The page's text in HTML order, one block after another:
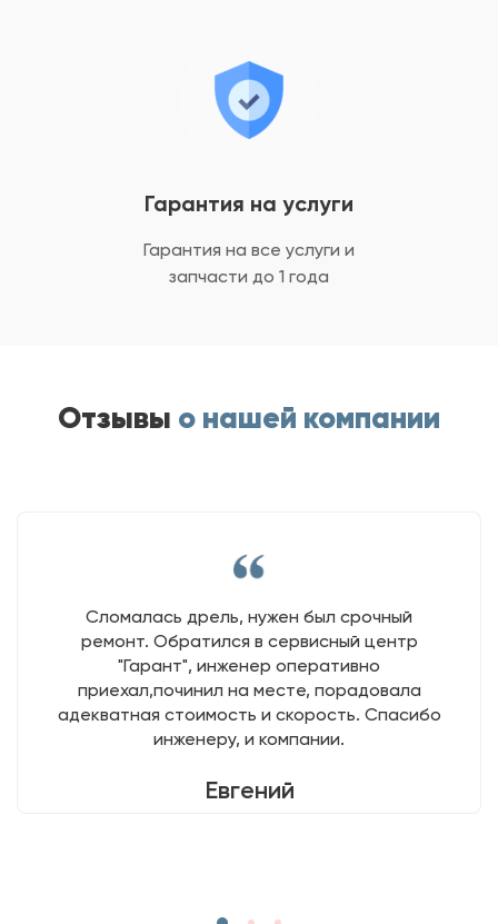
Гарантия на услуги
Гарантия на все услуги и
запчасти до 1 года
Отзывы о нашей компании
Сломалась дрель, нужен был срочный
ремонт. Обратился в сервисный центр
"Гарант", инженер оперативно
приехал,починил на месте, порадовала
адекватная стоимость и скорость. Спасибо
инженеру, и компании.
Евгений